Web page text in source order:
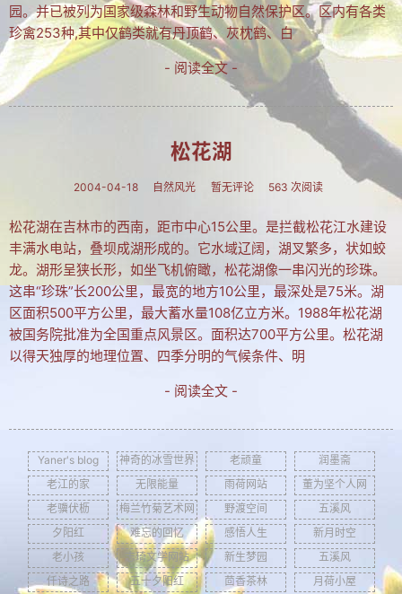
园。并已被列为国家级森林和野生动物自然保护区。区内有各类
珍禽253种,其中仅鹤类就有丹顶鹤、灰枕鹤、白
- 阅读全文 -
松花湖
2004-04-18 自然风光 暂无评论 563 次阅读
松花湖在吉林市的西南，距市中心15公里。是拦截松花江水建设
丰满水电站，叠坝成湖形成的。它水域辽阔，湖叉繁多，状如蛟
龙。湖形呈狭长形，如坐飞机俯瞰，松花湖像一串闪光的珍珠。
这串“珍珠”长200公里，最宽的地方10公里，最深处是75米。湖
区面积500平方公里，最大蓄水量108亿立方米。1988年松花湖
被国务院批准为全国重点风景区。面积达700平方公里。松花湖
以得天独厚的地理位置、四季分明的气候条件、明
- 阅读全文 -
Yaner's blog 神奇的冰雪世界 老顽童
润墨斋
老江的家
无限能量 雨荷网站
董为坚个人网
老骥伏枥
梅兰竹菊艺术网 野渡空间
五溪风
夕阳红
难忘的回忆 感悟人生
新月时空
老小孩
志琦文学网站 新生梦园
五溪风
仟诗之路
五十夕阳红 茴香茶林 月荷小屋